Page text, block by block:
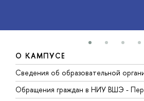
О КАМПУСЕ
Сведения об образовательной
Обращения граждан в НИУ ВШЭ -